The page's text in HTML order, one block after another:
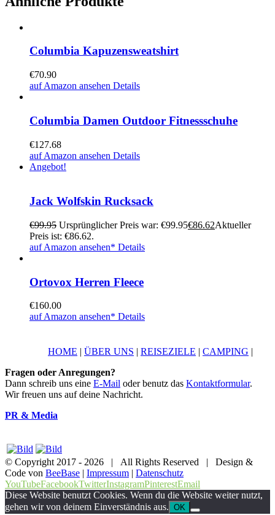
Columbia Kapuzensweatshirt
€70.90
auf Amazon ansehen Details
Columbia Damen Outdoor Fitnessschuhe
€127.68
auf Amazon ansehen Details
Angebot!
Jack Wolfskin Rucksack
€99.95 Ursprünglicher Preis war: €99.95€86.62Aktueller
Preis ist: €86.62.
auf Amazon ansehen* Details
Ortovox Herren Fleece
€160.00
auf Amazon ansehen* Details
HOME | ÜBER UNS | REISEZIELE | CAMPING |
Fragen oder Anregungen?
Dann schreib uns eine E-Mail oder benutz das Kontaktformular.
Wir freuen uns auf deine Nachricht.
PR & Media
© Copyright 2017 - 2026 | All Rights Reserved | Design &
Code von BeeBase | Impressum | Datenschutz
YouTubeFacebookTwitterInstagramPinterestEmail
Diese Website benutzt Cookies. Wenn du die Website weiter nutzt,
gehen wir von deinem Einverständnis aus. OK